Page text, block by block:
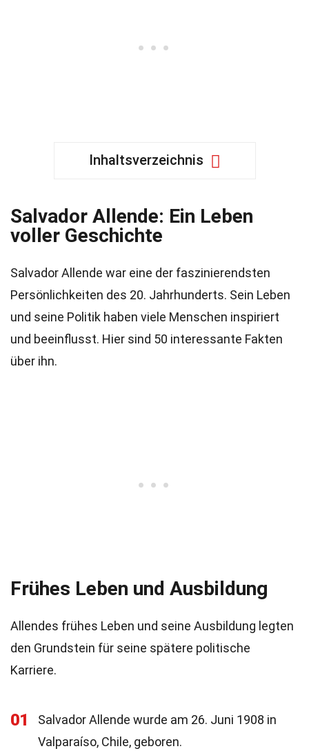
Inhaltsverzeichnis
Salvador Allende: Ein Leben
voller Geschichte
Salvador Allende war eine der faszinierendsten
Persönlichkeiten des 20. Jahrhunderts. Sein Leben
und seine Politik haben viele Menschen inspiriert
und beeinflusst. Hier sind 50 interessante Fakten
über ihn.
Frühes Leben und Ausbildung
Allendes frühes Leben und seine Ausbildung legten
den Grundstein für seine spätere politische
Karriere.
01
Salvador Allende wurde am 26. Juni 1908 in
Valparaíso, Chile, geboren.